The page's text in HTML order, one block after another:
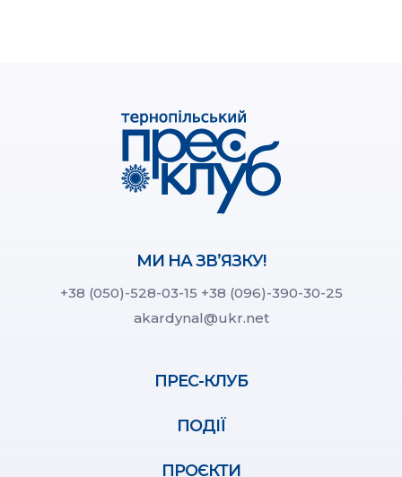
МИ НА ЗВ’ЯЗКУ!
+38 (050)-528-03-15 +38 (096)-390-30-25
akardynal@ukr.net
ПРЕС-КЛУБ
ПОДІЇ
ПРОЄКТИ